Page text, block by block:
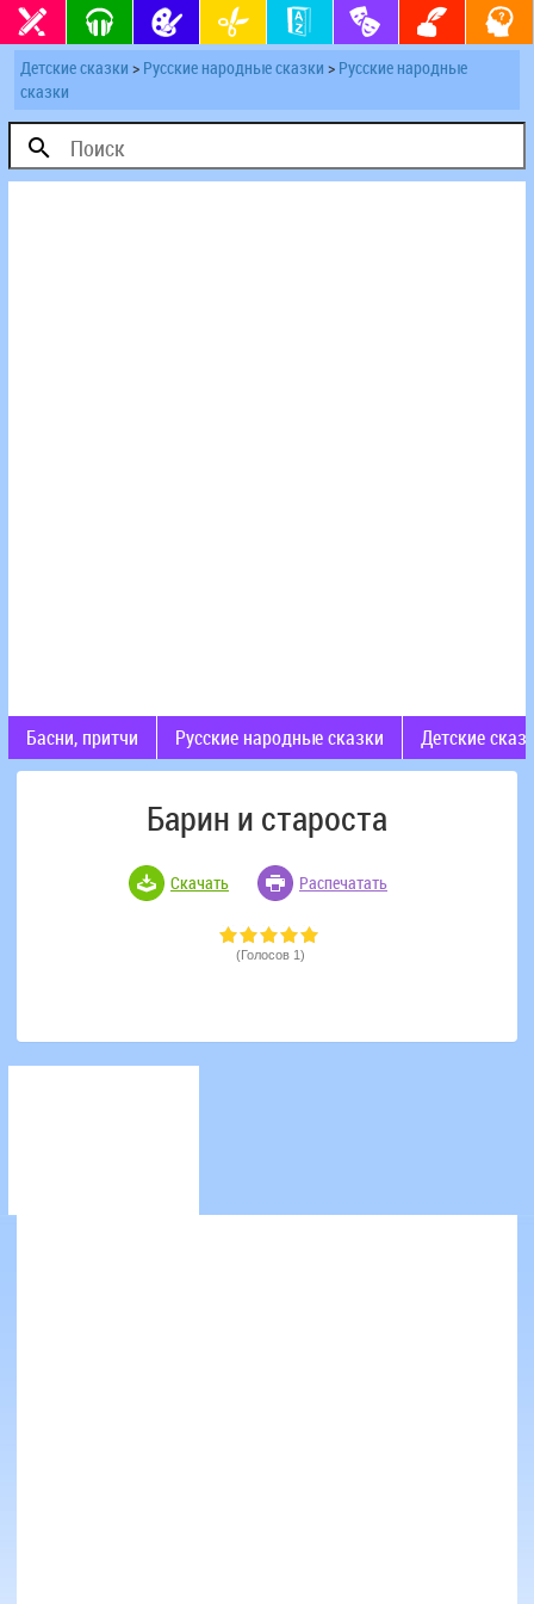
Детские сказки > Русские народные сказки > Русские народные
сказки
Басни, притчи Русские народные сказки Детские
Барин и староста
Скачать Распечатать
(Голосов 1)